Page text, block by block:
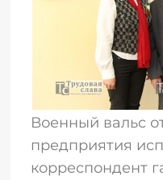
Военный вальс
предприятия
корреспондент